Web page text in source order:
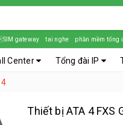
gateway tai nghe phần mềm tổng
Center Tổng đài IP
Thiết bị ATA 4 FXS